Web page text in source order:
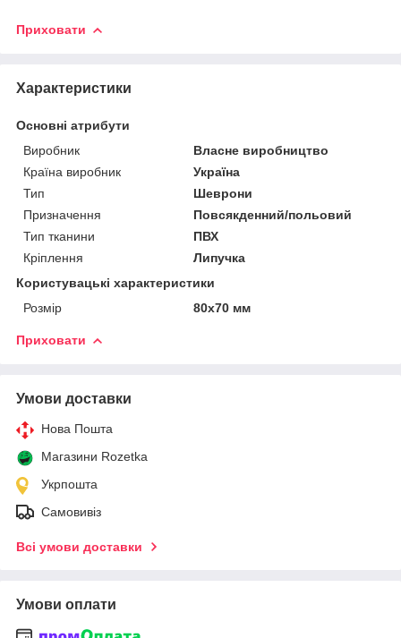
Приховати
Характеристики
Основні атрибути
Виробник
Власне виробництво
Країна виробник
Україна
Тип
Шеврони
Призначення
Повсякденний/польовий
Тип тканини
ПВХ
Кріплення
Липучка
Користувацькі характеристики
Розмір
80х70 мм
Приховати
Умови доставки
Нова Пошта
Магазини Rozetka
Укрпошта
Самовивіз
Всі умови доставки
Умови оплати